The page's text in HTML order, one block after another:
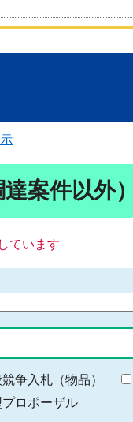
案件以外）
ています
争入札（物品）
ロポーザル